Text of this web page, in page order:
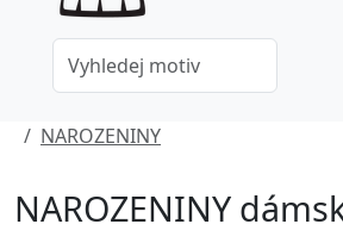
NAROZENINY
NAROZENINY